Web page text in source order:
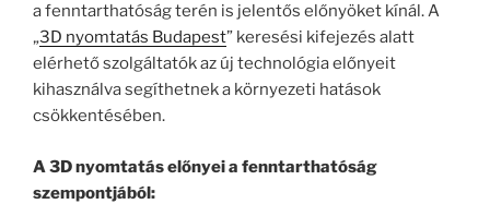
a fenntarthatóság terén is jelentős előnyöket kínál. A
„3D nyomtatás Budapest” keresési kifejezés alatt
elérhető szolgáltatók az új technológia előnyeit
kihasználva segíthetnek a környezeti hatások
csökkentésében.
A 3D nyomtatás előnyei a fenntarthatóság
szempontjából: